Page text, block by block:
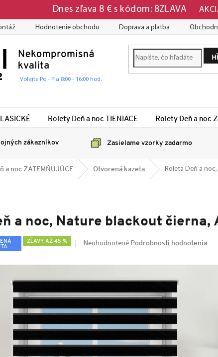
Dnes zľava 8 € s kódom: 8ZLAVA
Hodnotenie obchodu Doprava a platba
Volajte Po - Pia 8:00 - 16:00 hod.
Rolety Deň a noc TIENIACE Rolety Deň a noc
zákazníkov Zasielame vzorky zadarmo
a noc ZATEMŇUJÚCE Otvorená kazeta Roleta Deň a
a noc, Nature blackout čierna,
ZĽAVY AŽ 45 % Neohodnotené Podrobnosti hodnotenia